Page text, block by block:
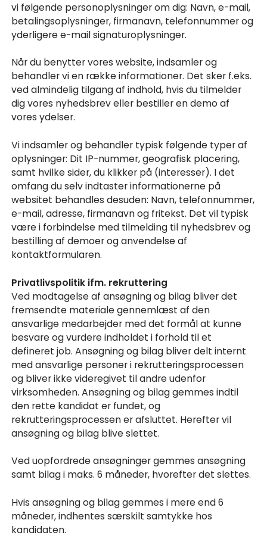
vi følgende personoplysninger om dig: Navn, e-mail,
betalingsoplysninger, firmanavn, telefonnummer og
yderligere e-mail signaturoplysninger.
Når du benytter vores website, indsamler og
behandler vi en række informationer. Det sker f.eks.
ved almindelig tilgang af indhold, hvis du tilmelder
dig vores nyhedsbrev eller bestiller en demo af
vores ydelser.
Vi indsamler og behandler typisk følgende typer af
oplysninger: Dit IP-nummer, geografisk placering,
samt hvilke sider, du klikker på (interesser). I det
omfang du selv indtaster informationerne på
websitet behandles desuden: Navn, telefonnummer,
e-mail, adresse, firmanavn og fritekst. Det vil typisk
være i forbindelse med tilmelding til nyhedsbrev og
bestilling af demoer og anvendelse af
kontaktformularen.
Privatlivspolitik ifm. rekruttering
Ved modtagelse af ansøgning og bilag bliver det
fremsendte materiale gennemlæst af den
ansvarlige medarbejder med det formål at kunne
besvare og vurdere indholdet i forhold til et
defineret job. Ansøgning og bilag bliver delt internt
med ansvarlige personer i rekrutteringsprocessen
og bliver ikke videregivet til andre udenfor
virksomheden. Ansøgning og bilag gemmes indtil
den rette kandidat er fundet, og
rekrutteringsprocessen er afsluttet. Herefter vil
ansøgning og bilag blive slettet.
Ved uopfordrede ansøgninger gemmes ansøgning
samt bilag i maks. 6 måneder, hvorefter det slettes.
Hvis ansøgning og bilag gemmes i mere end 6
måneder, indhentes særskilt samtykke hos
kandidaten.